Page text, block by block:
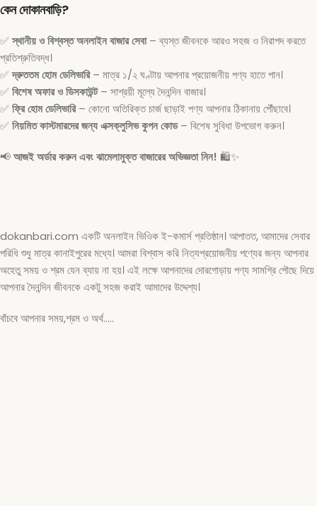
কেন দোকানবাড়ি?
✅স্থানীয় ও বিশ্বস্ত অনলাইন বাজার সেবা– ব্যস্ত জীবনকে আরও সহজ ও নিরাপদ করতে
প্রতিশ্রুতিবদ্ধ।
✅দ্রুততম হোম ডেলিভারি– মাত্র ১/২ ঘণ্টায় আপনার প্রয়োজনীয় পণ্য হাতে পান।
✅ বিশেষ অফার ও ডিসকাউন্ট– সাশ্রয়ী মূল্যে দৈনন্দিন বাজার।
✅ ফ্রি হোম ডেলিভারি– কোনো অতিরিক্ত চার্জ ছাড়াই পণ্য আপনার ঠিকানায় পৌঁছাবে।
✅ নিয়মিত কাস্টমারদের জন্য এক্সক্লুসিভ কুপন কোড– বিশেষ সুবিধা উপভোগ করুন।
📢আজই অর্ডার করুন এবং ঝামেলামুক্ত বাজারের অভিজ্ঞতা নিন! 🛍️✨
dokanbari.com একটি অনলাইন ভিওিক ই-কমার্স প্রতিষ্ঠান। আপাতত, আমাদের সেবার
পরিধি শুধু মাত্র কানাইপুরের মধ্যে। আমরা বিশ্বাস করি নিত্যপ্রয়োজনীয় পণ্যের জন্য আপনার
অহেতু সময় ও শ্রম যেন ব্যায় না হয়। এই লক্ষে আপনাদের দোরগোড়ায় পণ্য সামগ্রি পৌছে দিয়ে
আপনার দৈনন্দিন জীবনকে একটু সহজ করাই আমাদের উদ্দেশ্য।
বাঁচবে আপনার সময়,শ্রম ও অর্থ…..